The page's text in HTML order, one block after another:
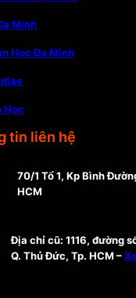
Minh
Học Đa Minh
Học
tin liên hệ
70/1 Tổ 1, Kp Bình
HCM
Địa chỉ cũ: 1116, đường
Q. Thủ Đức, Tp. HCM –